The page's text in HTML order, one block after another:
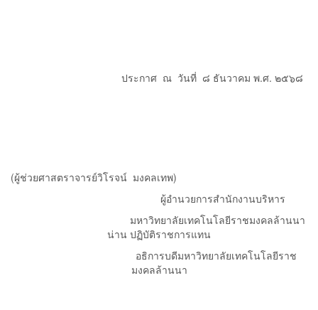
ประกาศ ณ วันที่ ๘ ธันวาคม พ.ศ. ๒๕๖๘
(ผู้ช่วยศาสตราจารย์วิโรจน์ มงคลเทพ)
ผู้อำนวยการสำนักงานบริหาร
มหาวิทยาลัยเทคโนโลยีราชมงคลล้านนา
น่าน ปฏิบัติราชการแทน
อธิการบดีมหาวิทยาลัยเทคโนโลยีราช
มงคลล้านนา